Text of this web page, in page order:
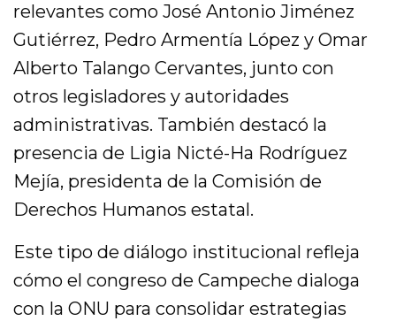
relevantes como José Antonio Jiménez
Gutiérrez, Pedro Armentía López y Omar
Alberto Talango Cervantes, junto con
otros legisladores y autoridades
administrativas. También destacó la
presencia de Ligia Nicté-Ha Rodríguez
Mejía, presidenta de la Comisión de
Derechos Humanos estatal.
Este tipo de diálogo institucional refleja
cómo el congreso de Campeche dialoga
con la ONU para consolidar estrategias